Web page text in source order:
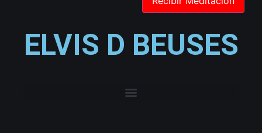
ELVIS D BEUSES